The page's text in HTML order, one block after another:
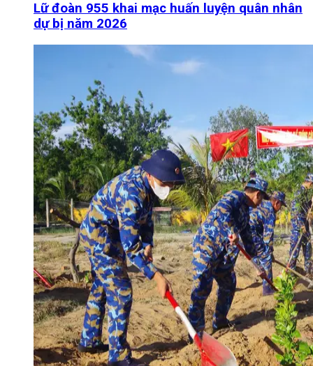
Lữ đoàn 955 khai mạc huấn luyện quân nhân
dự bị năm 2026